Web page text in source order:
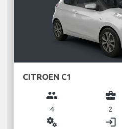
CITROEN C1
group
4
business_center
2
miscellaneous_services login